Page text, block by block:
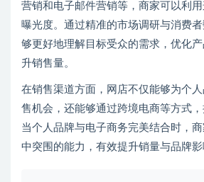
营销和电子邮件营销等，商家可以利
曝光度。通过精准的市场调研与消费
够更好地理解目标受众的需求，优化
升销售量。
在销售渠道方面，网店不仅能够为个
售机会，还能够通过跨境电商等方式，
当个人品牌与电子商务完美结合时，
中突围的能力，有效提升销量与品牌影